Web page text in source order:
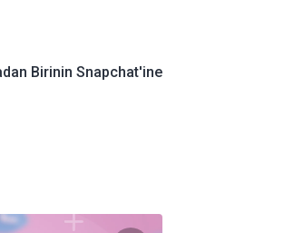
Birinin Snapchat'ine